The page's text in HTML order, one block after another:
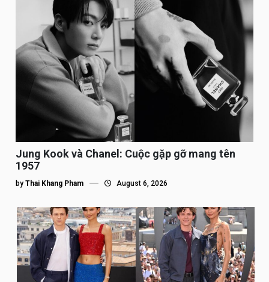
Jung Kook và Chanel: Cuộc gặp gỡ mang tên
1957
by Thai Khang Pham August 6, 2026